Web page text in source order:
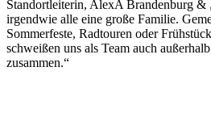
Standortleiterin, AlexA Brandenburg
irgendwie alle eine große Familie.
Sommerfeste, Radtouren oder
schweißen uns als Team auch
zusammen.“